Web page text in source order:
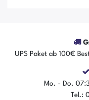
UPS Paket ab 100€
Mo. - Do.
Tel.: